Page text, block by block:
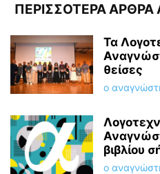
ΠΕΡΙΣΣΟΤΕΡΑ
Τα
θείσες
ο
βιβλίου
ο